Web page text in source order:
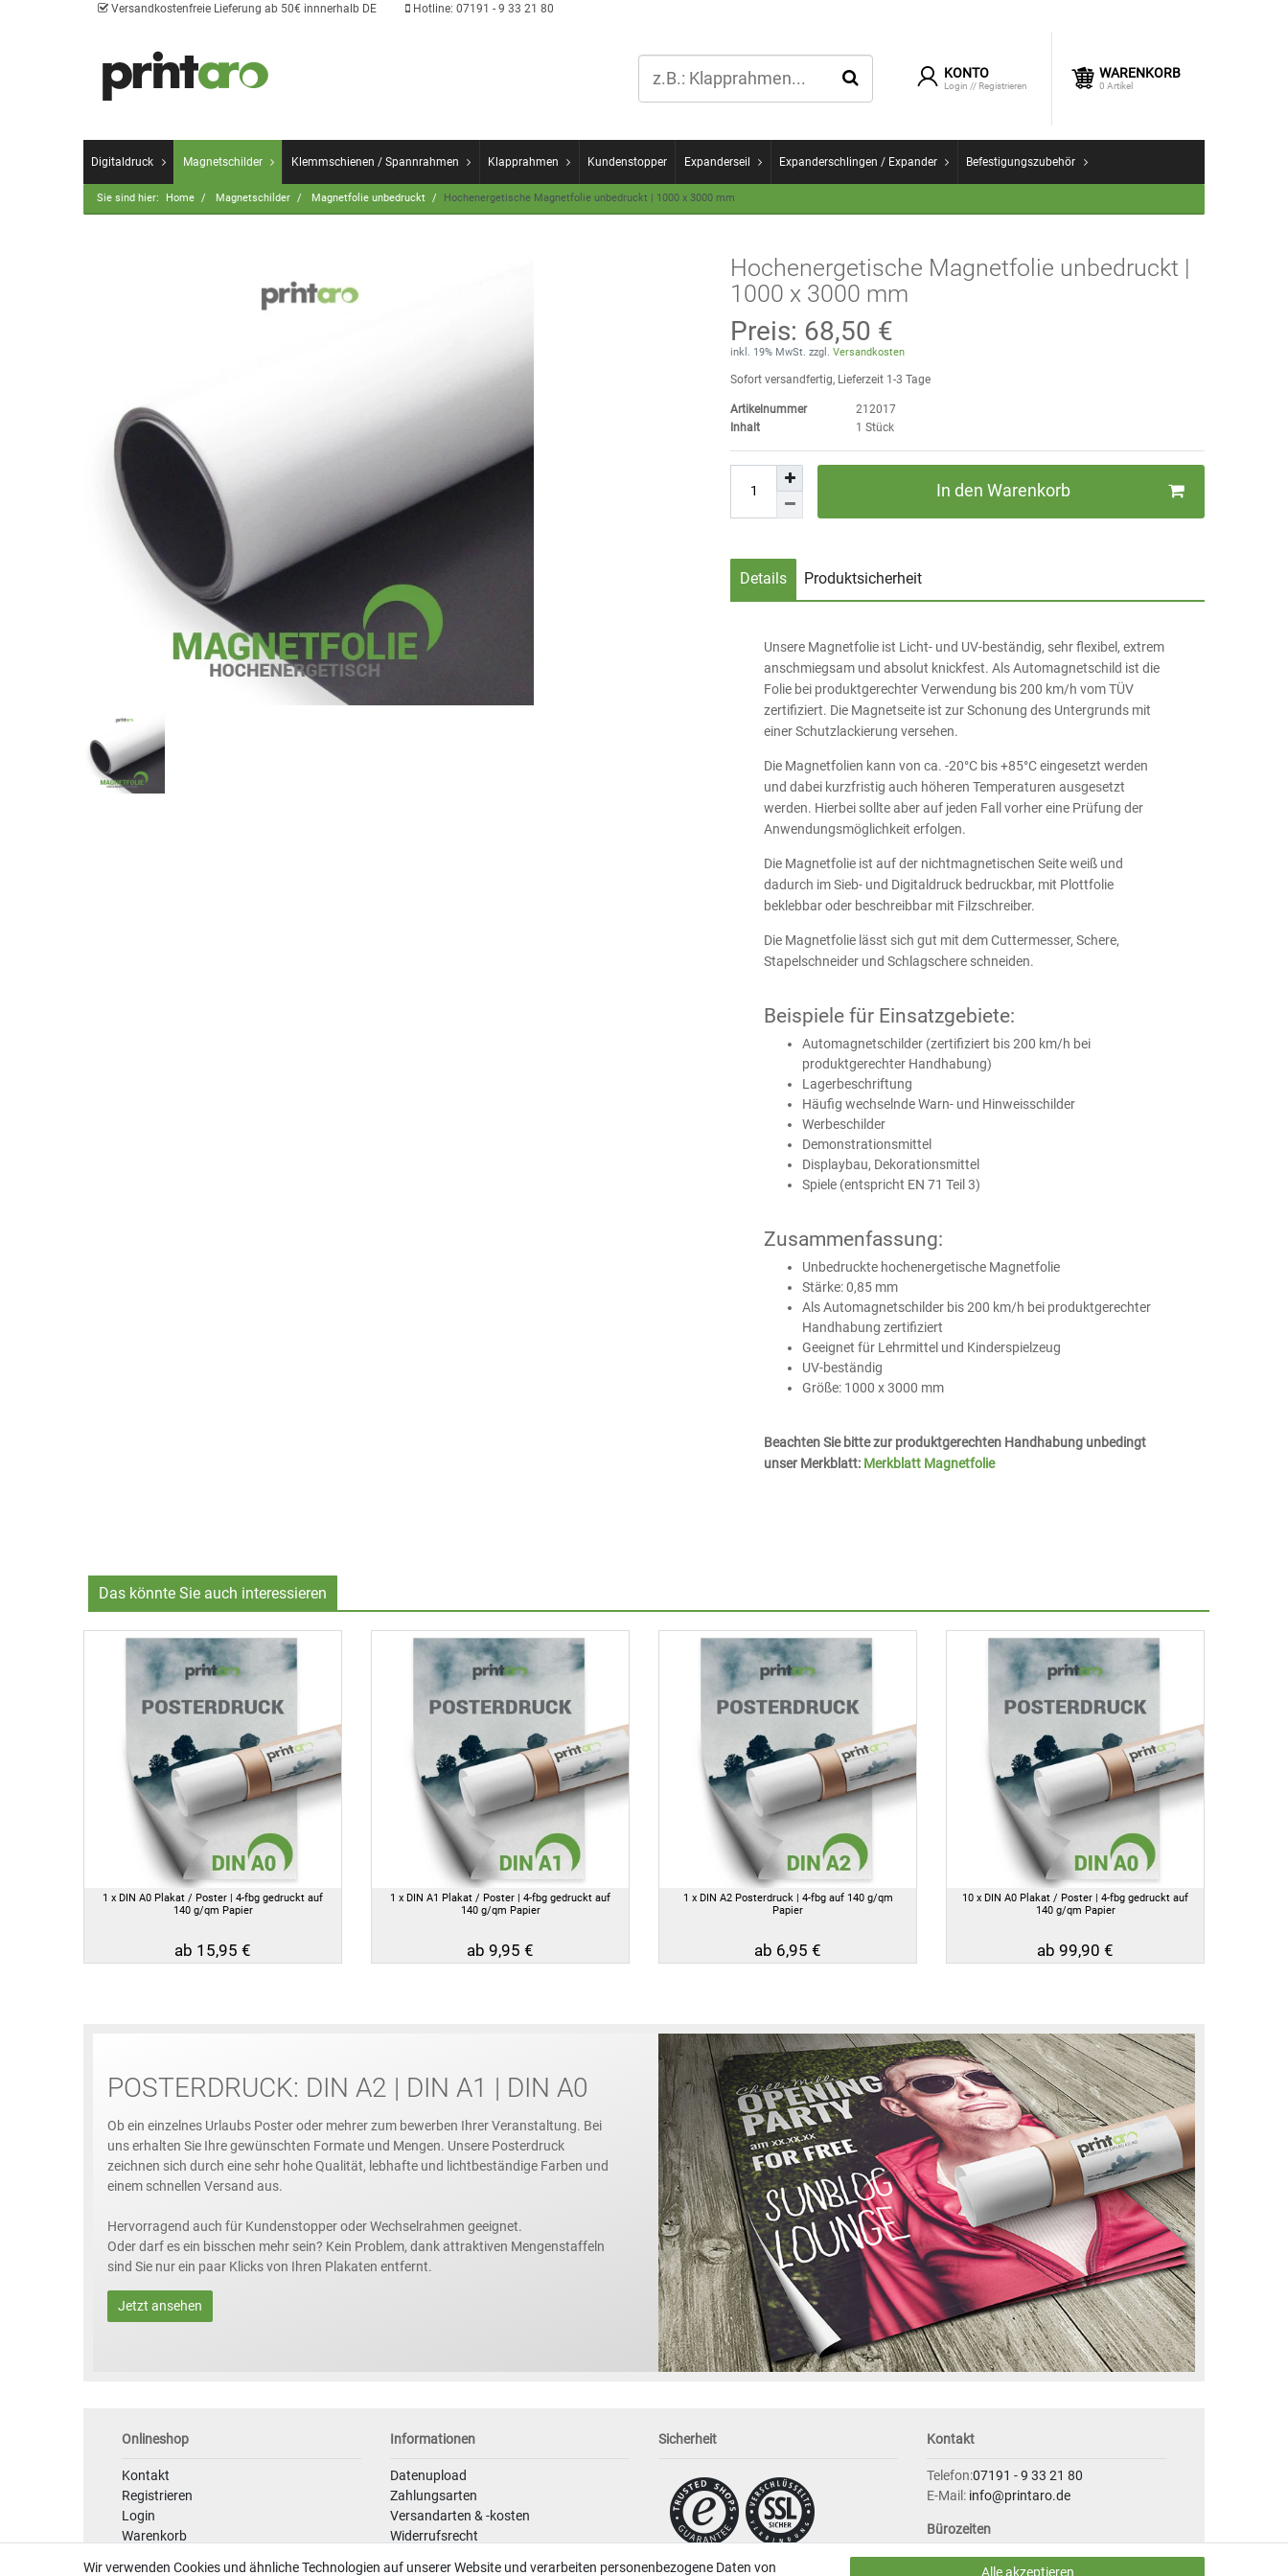
Versandkostenfreie Lieferung ab 50€ innnerhalb DE Hotline: 07191 - 9 33 21 80
KONTO
Login // Registrieren
WARENKORB
0 Artikel
Digitaldruck Magnetschilder Klemmschienen / Spannrahmen Klapprahmen Kundenstopper Expanderseil Expanderschlingen / Expander Befestigungszubehör
Sie sind hier: Home Magnetschilder Magnetfolie unbedruckt Hochenergetische Magnetfolie unbedruckt | 1000 x 3000 mm
Hochenergetische Magnetfolie unbedruckt |
1000 x 3000 mm
Preis: 68,50 €
inkl. 19% MwSt. zzgl. Versandkosten
Sofort versandfertig, Lieferzeit 1-3 Tage
Artikelnummer
212017
Inhalt
1 Stück
In den Warenkorb
Details Produktsicherheit
Unsere Magnetfolie ist Licht- und UV-beständig, sehr flexibel, extrem
anschmiegsam und absolut knickfest. Als Automagnetschild ist die
Folie bei produktgerechter Verwendung bis 200 km/h vom TÜV
zertifiziert. Die Magnetseite ist zur Schonung des Untergrunds mit
einer Schutzlackierung versehen.
Die Magnetfolien kann von ca. -20°C bis +85°C eingesetzt werden
und dabei kurzfristig auch höheren Temperaturen ausgesetzt
werden. Hierbei sollte aber auf jeden Fall vorher eine Prüfung der
Anwendungsmöglichkeit erfolgen.
Die Magnetfolie ist auf der nichtmagnetischen Seite weiß und
dadurch im Sieb- und Digitaldruck bedruckbar, mit Plottfolie
beklebbar oder beschreibbar mit Filzschreiber.
Die Magnetfolie lässt sich gut mit dem Cuttermesser, Schere,
Stapelschneider und Schlagschere schneiden.
Beispiele für Einsatzgebiete:
Automagnetschilder (zertifiziert bis 200 km/h bei
produktgerechter Handhabung)
Lagerbeschriftung
Häufig wechselnde Warn- und Hinweisschilder
Werbeschilder
Demonstrationsmittel
Displaybau, Dekorationsmittel
Spiele (entspricht EN 71 Teil 3)
Zusammenfassung:
Unbedruckte hochenergetische Magnetfolie
Stärke: 0,85 mm
Als Automagnetschilder bis 200 km/h bei produktgerechter
Handhabung zertifiziert
Geeignet für Lehrmittel und Kinderspielzeug
UV-beständig
Größe: 1000 x 3000 mm
Beachten Sie bitte zur produktgerechten Handhabung unbedingt
unser Merkblatt: Merkblatt Magnetfolie
Das könnte Sie auch interessieren
1 x DIN A0 Plakat / Poster | 4-fbg gedruckt auf
140 g/qm Papier
ab 15,95 €
1 x DIN A1 Plakat / Poster | 4-fbg gedruckt auf
140 g/qm Papier
ab 9,95 €
1 x DIN A2 Posterdruck | 4-fbg auf 140 g/qm
Papier
ab 6,95 €
10 x DIN A0 Plakat / Poster | 4-fbg gedruckt auf
140 g/qm Papier
ab 99,90 €
POSTERDRUCK: DIN A2 | DIN A1 | DIN A0
Ob ein einzelnes Urlaubs Poster oder mehrer zum bewerben Ihrer Veranstaltung. Bei
uns erhalten Sie Ihre gewünschten Formate und Mengen. Unsere Posterdruck
zeichnen sich durch eine sehr hohe Qualität, lebhafte und lichtbeständige Farben und
einem schnellen Versand aus.
Hervorragend auch für Kundenstopper oder Wechselrahmen geeignet.
Oder darf es ein bisschen mehr sein? Kein Problem, dank attraktiven Mengenstaffeln
sind Sie nur ein paar Klicks von Ihren Plakaten entfernt.
Jetzt ansehen
Onlineshop
Kontakt
Registrieren
Login
Warenkorb
Informationen
Datenupload
Zahlungsarten
Versandarten & -kosten
Widerrufsrecht
Sicherheit Kontakt
Telefon:07191 - 9 33 21 80
E-Mail: info@printaro.de
Bürozeiten
Wir verwenden Cookies und ähnliche Technologien auf unserer Website und verarbeiten personenbezogene Daten von
Alle akzeptieren